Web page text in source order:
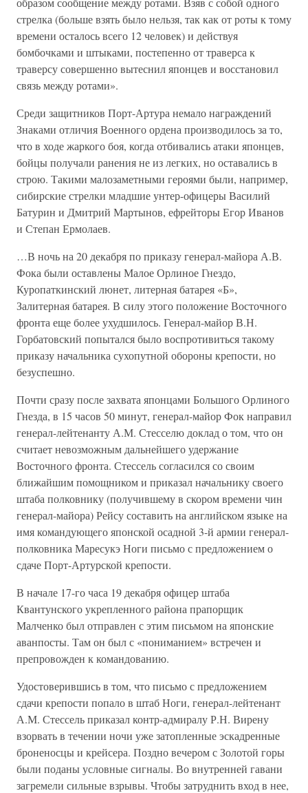
стрелка (больше взять было нельзя, так как от роты к тому
времени осталось всего 12 человек) и действуя
бомбочками и штыками, постепенно от траверса к
траверсу совершенно вытеснил японцев и восстановил
связь между ротами».
Среди защитников Порт-Артура немало награждений
Знаками отличия Военного ордена производилось за то,
что в ходе жаркого боя, когда отбивались атаки японцев,
бойцы получали ранения не из легких, но оставались в
строю. Такими малозаметными героями были, например,
сибирские стрелки младшие унтер-офицеры Василий
Батурин и Дмитрий Мартынов, ефрейторы Егор Иванов
и Степан Ермолаев.
…В ночь на 20 декабря по приказу генерал-майора А.В.
Фока были оставлены Малое Орлиное Гнездо,
Куропаткинский люнет, литерная батарея «Б»,
Залитерная батарея. В силу этого положение Восточного
фронта еще более ухудшилось. Генерал-майор В.Н.
Горбатовский попытался было воспротивиться такому
приказу начальника сухопутной обороны крепости, но
безуспешно.
Почти сразу после захвата японцами Большого Орлиного
Гнезда, в 15 часов 50 минут, генерал-майор Фок направил
генерал-лейтенанту А.М. Стесселю доклад о том, что он
считает невозможным дальнейшего удержание
Восточного фронта. Стессель согласился со своим
ближайшим помощником и приказал начальнику своего
штаба полковнику (получившему в скором времени чин
генерал-майора) Рейсу составить на английском языке на
имя командующего японской осадной 3-й армии генерал-
полковника Маресукэ Ноги письмо с предложением о
сдаче Порт-Артурской крепости.
В начале 17-го часа 19 декабря офицер штаба
Квантунского укрепленного района прапорщик
Малченко был отправлен с этим письмом на японские
аванпосты. Там он был с «пониманием» встречен и
препровожден к командованию.
Удостоверившись в том, что письмо с предложением
сдачи крепости попало в штаб Ноги, генерал-лейтенант
А.М. Стессель приказал контр-адмиралу Р.Н. Вирену
взорвать в течении ночи уже затопленные эскадренные
броненосцы и крейсера. Поздно вечером с Золотой горы
были поданы условные сигналы. Во внутренней гавани
загремели сильные взрывы. Чтобы затруднить вход в нее,